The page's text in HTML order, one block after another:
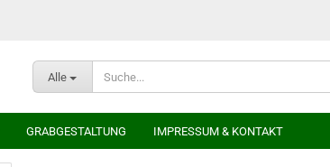
Alle
GRABGESTALTUNG IMPRESSUM & KONTAKT